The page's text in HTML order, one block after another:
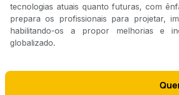
tecnologias atuais quanto futuras, com
prepara os profissionais para projetar,
habilitando-os a propor melhorias e
globalizado.